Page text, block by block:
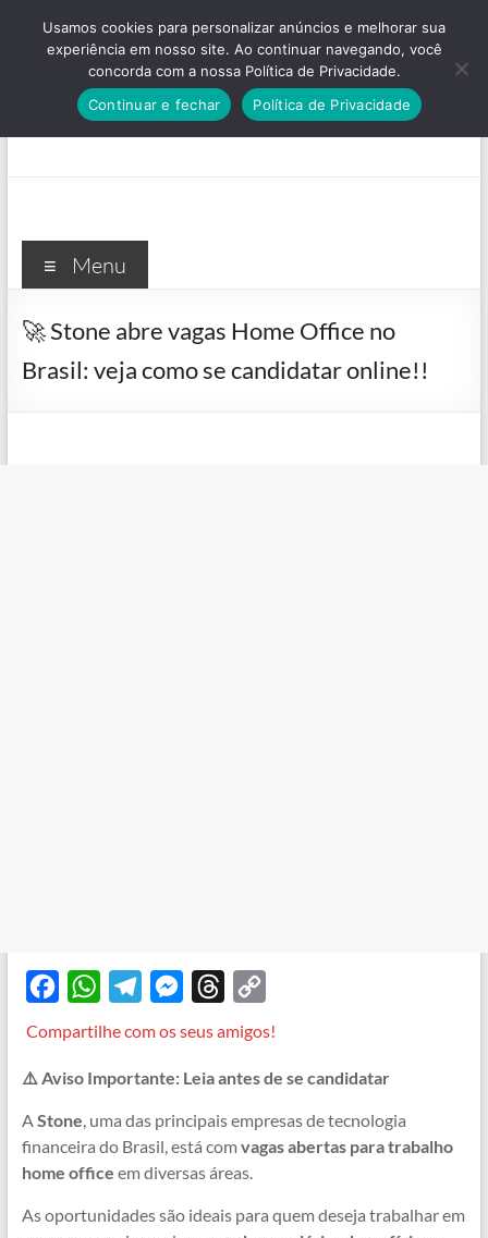
Pular
Menu
🚀 Stone abre vagas Home Office no
Brasil: veja como se candidatar online!!
e
b
o
o
k
W
t
s
A
p
p
e
g
r
a
m
M
s
e
n
g
e
e
a
d
s
y
L
i
k
Compartilhe com os seus amigos!
⚠️ Aviso Importante: Leia antes de se candidatar
AStone, uma das principais empresas de tecnologia
financeira do Brasil, está comvagas abertas para trabalho
home office em diversas áreas.
As oportunidades são ideais para quem deseja trabalhar em
Usamos cookies para personalizar anúncios e melhorar sua
experiência em nosso site. Ao continuar navegando, você
concorda com a nossa Política de Privacidade.
Continuar e fechar
Política de Privacidade